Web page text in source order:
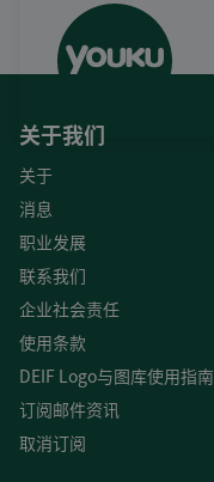
关于我们
关于
消息
职业发展
联系我们
企业社会责任
使用条款
DEIF Logo与图库使用指南
订阅邮件资讯
取消订阅